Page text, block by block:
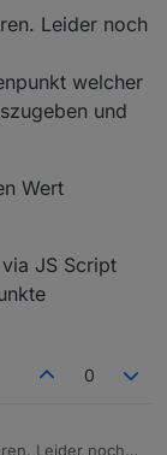
Leider noch
welcher
und
Wert
JS Script
0
Leider noch